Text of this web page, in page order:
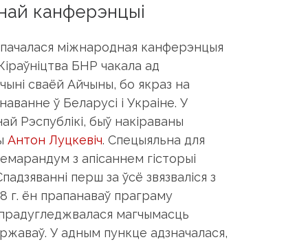
канферэнцыі
міжнародная канферэнцыя
БНР чакала ад
сваёй Айчыны, бо якраз на
ў Беларусі і Украіне. У
Рэспублікі, быў накіраваны
Антон Луцкевіч. Спецыяльна для
з апісаннем гісторыі
перш за ўсё звязваліся з
г. ён прапанаваў праграму
магчымасць
У адным пункце адзначалася,